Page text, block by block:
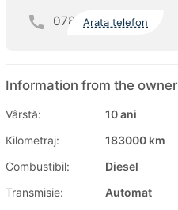
078 Arata telefon
Information from the owner
Vârstă:
10 ani
Kilometraj:
183000 km
Combustibil:
Diesel
Transmisie:
Automat